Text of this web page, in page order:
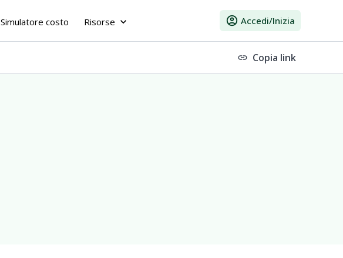
Simulatore costo Risorse keyboard_arrow_down account_circle Accedi/Inizia
link Copia link